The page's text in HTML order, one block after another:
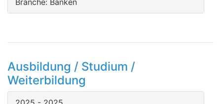
Branche: Banken
Ausbildung / Studium /
Weiterbildung